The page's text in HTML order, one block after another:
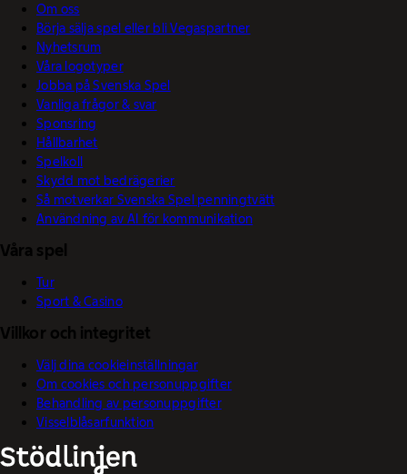
Om oss
Börja sälja spel eller bli Vegaspartner
Nyhetsrum
Våra logotyper
Jobba på Svenska Spel
Vanliga frågor & svar
Sponsring
Hållbarhet
Spelkoll
Skydd mot bedrägerier
Så motverkar Svenska Spel penningtvätt
Användning av AI för kommunikation
Våra spel
Tur
Sport & Casino
Villkor och integritet
Välj dina cookieinställningar
Om cookies och personuppgifter
Behandling av personuppgifter
Visselblåsarfunktion